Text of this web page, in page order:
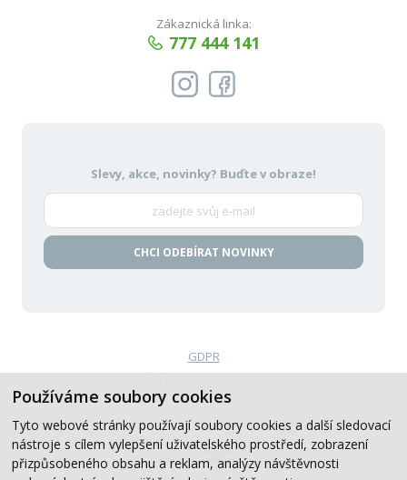
Používáme soubory cookies
Tyto webové stránky používají soubory cookies a další sledovací
nástroje s cílem vylepšení uživatelského prostředí, zobrazení
přizpůsobeného obsahu a reklam, analýzy návštěvnosti
Zákaznická linka:
777 444 141
Slevy, akce, novinky? Buďte v obraze!
CHCI ODEBÍRAT NOVINKY
GDPR
VOP
Created by